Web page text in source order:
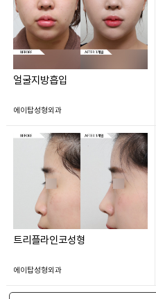
얼굴지방흡입
에이탑성형외과
트리플라인코성형
에이탑성형외과